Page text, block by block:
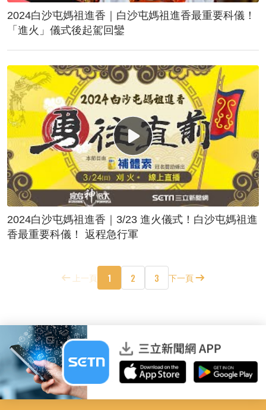
2024白沙屯媽祖進香｜白沙屯媽祖進香最重要科儀！
「進火」儀式後起駕回鑾
2024白沙屯媽祖進香｜3/23 進火儀式！白沙屯媽祖進
香最重要科儀！ 返程急行軍
上一頁 1 2 3 下一頁